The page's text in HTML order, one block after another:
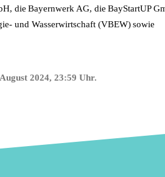
die Bayernwerk AG, die BayStartUP
und Wasserwirtschaft (VBEW) sowie
2024, 23:59 Uhr.